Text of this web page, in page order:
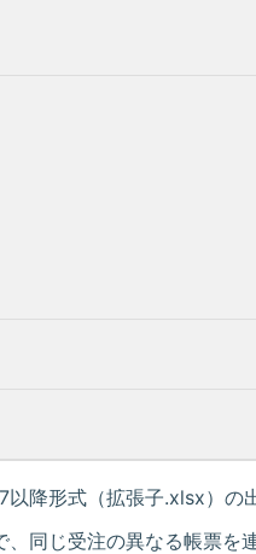
降形式（拡張子.xlsx）の
、同じ受注の異なる帳票を